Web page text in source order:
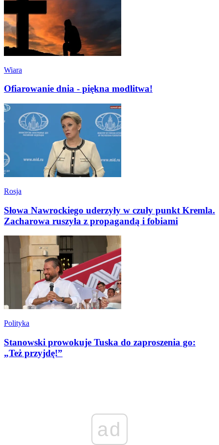
Wiara
Ofiarowanie dnia - piękna modlitwa!
Rosja
Słowa Nawrockiego uderzyły w czuły punkt Kremla.
Zacharowa ruszyła z propagandą i fobiami
Polityka
Stanowski prowokuje Tuska do zaproszenia go:
„Też przyjdę!”
ad